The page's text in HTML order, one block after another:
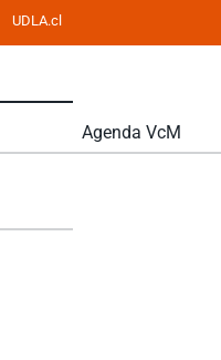
UDLA.cl
Agenda VcM